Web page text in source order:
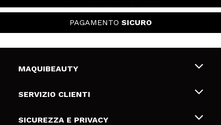
PAGAMENTO SICURO
MAQUIBEAUTY
Chi siamo
Gift Cards
SERVIZIO CLIENTI
Spedizioni & Resi
SICUREZZA E PRIVACY